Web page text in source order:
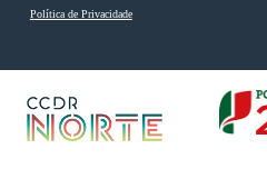
Política de Privacidade